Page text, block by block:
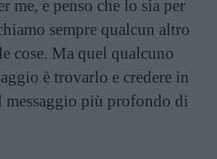
me, e penso che lo sia per
sempre qualcun altro
cose. Ma quel qualcuno
è trovarlo e credere in
messaggio più profondo di